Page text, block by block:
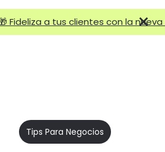
🎁 Fideliza a tus clientes con la×
¡Introduce a tus clientes a Booksy!
Tips Para Negocios